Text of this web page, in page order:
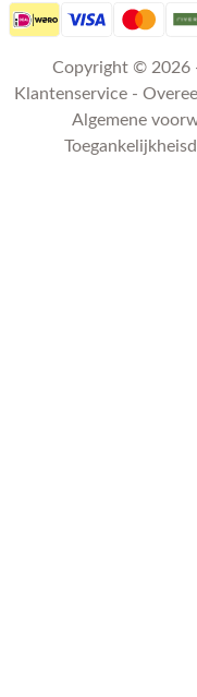
Copyright © 2026
Klantenservice -
Algemene